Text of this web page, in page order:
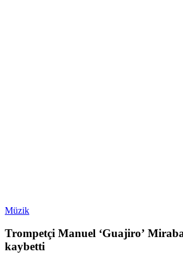
Müzik
Trompetçi Manuel ‘Guajiro’
kaybetti